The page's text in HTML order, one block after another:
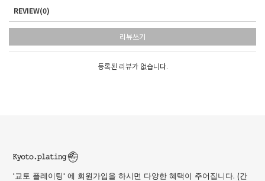
REVIEW(0)
리뷰쓰기
등록된 리뷰가 없습니다.
'교토 플레이팅' 에 회원가입을 하시면 다양한 혜택이 주어집니다. (간